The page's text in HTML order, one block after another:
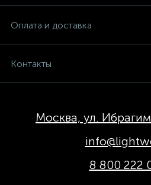
Оплата и доставка
Контакты
Москва, ул.
8 800 222